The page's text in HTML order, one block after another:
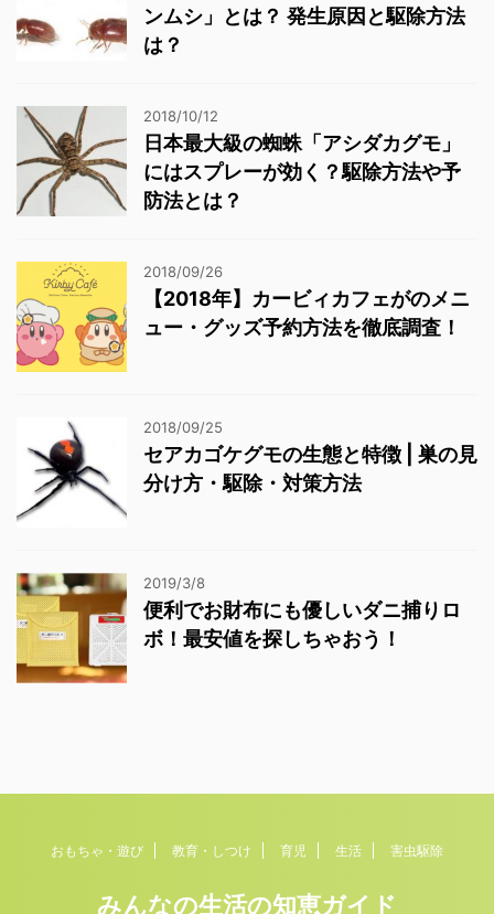
ンムシ」とは？ 発生原因と駆除方法
は？
2018/10/12
日本最大級の蜘蛛「アシダカグモ」
にはスプレーが効く？駆除方法や予
防法とは？
2018/09/26
【2018年】カービィカフェがのメニ
ュー・グッズ予約方法を徹底調査！
2018/09/25
セアカゴケグモの生態と特徴 | 巣の見
分け方・駆除・対策方法
2019/3/8
便利でお財布にも優しいダニ捕りロ
ボ！最安値を探しちゃおう！
おもちゃ・遊び 教育・しつけ 育児 生活 害虫駆除
みんなの生活の知恵ガイド